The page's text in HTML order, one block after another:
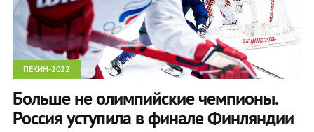
ПЕКИН-2022
Больше не олимпийские чемпионы.
Россия уступила в финале Финляндии